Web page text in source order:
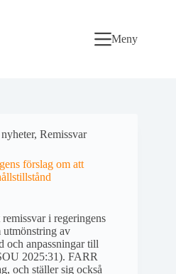
Meny
, Remissvar
förslag om att
i regeringens
av
och anpassningar till
2025:31). FARR
och ställer sig också